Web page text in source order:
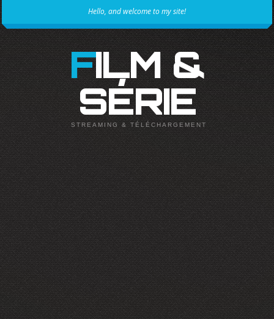
Hello, and welcome to my site!
FILM &
SÉRIE
STREAMING & TÉLÉCHARGEMENT